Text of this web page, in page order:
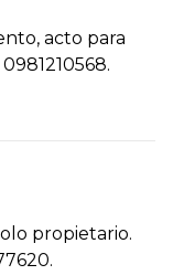
acto para
propietario.